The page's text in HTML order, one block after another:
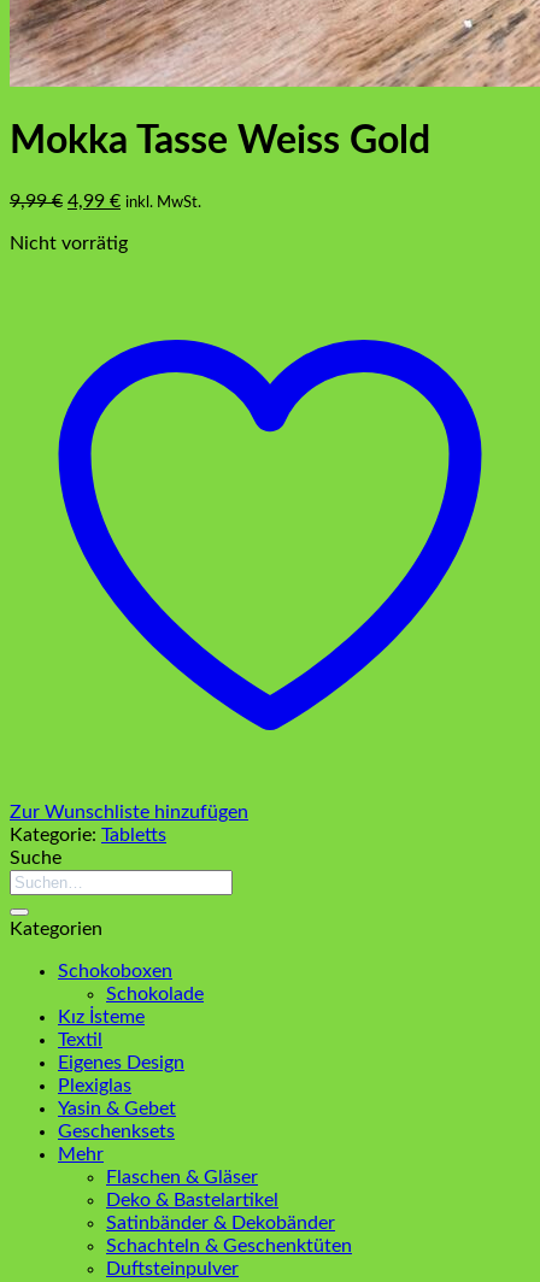
Mokka Tasse Weiss Gold
9,99€ Ursprünglicher
war:
4,99 €Aktueller
ist:
inkl. MwSt.
Nicht vorrätig
Zur Wunschliste hinzufügen
Kategorie: Tabletts
Suche
Suchen
Kategorien
Schokoboxen
Schokolade
Kız İsteme
Textil
Eigenes Design
Plexiglas
Yasin & Gebet
Geschenksets
Mehr
Flaschen & Gläser
Deko & Bastelartikel
Satinbänder & Dekobänder
Schachteln & Geschenktüten
Duftsteinpulver